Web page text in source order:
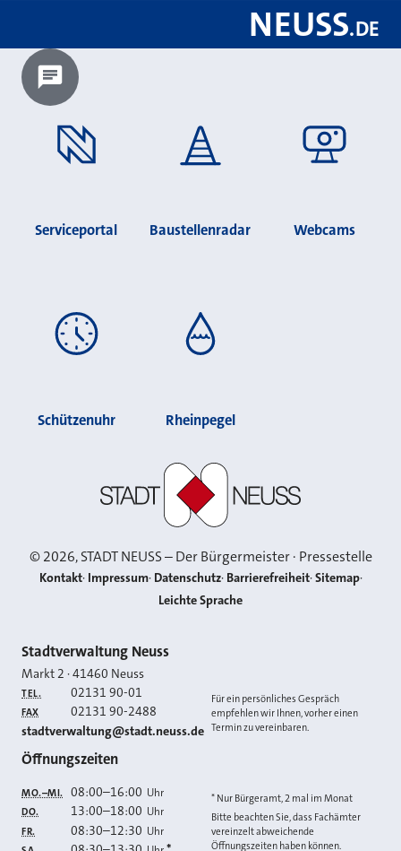
NEUSS.DE
Chatbot laden?
Serviceportal Baustellenradar Webcams
Schützenuhr Rheinpegel
©2026, STADT NEUSS – Der Bürgermeister · Pressestelle
Kontakt Impressum Datenschutz Barrierefreiheit Sitemap
Leichte Sprache
Kontakt
Stadtverwaltung Neuss
Markt 2 ·41460 Neuss
TEL. 02131 90-01
FAX 02131 90-2488
E-MAIL
stadtverwaltung@stadt.neuss.de
Für ein persönliches Gespräch
empfehlen wir Ihnen, vorher einen
Termin zu vereinbaren.
Öffnungszeiten
MO.–MI. 08:00–16:00 Uhr
DO. 13:00–18:00 Uhr
FR. 08:30–12:30 Uhr
* Nur Bürgeramt, 2 mal im Monat
Bitte beachten Sie, dass Fachämter
vereinzelt abweichende
Öffnungszeiten haben können.